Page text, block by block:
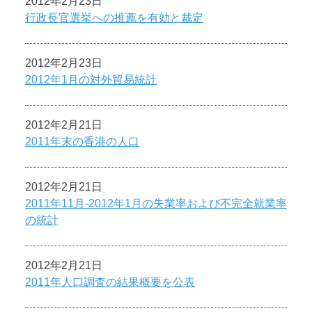
行政長官選挙への推薦を有効と裁定
2012年2月23日
2012年1月の対外貿易統計
2012年2月21日
2011年末の香港の人口
2012年2月21日
2011年11月-2012年1月の失業率および不完全就業率
の統計
2012年2月21日
2011年人口調査の結果概要を公表